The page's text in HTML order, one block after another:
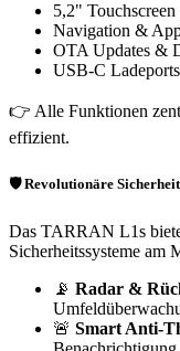
5,2"
Navigation &
OTA Updates &
USB-C
👉 Alle Funktionen
effizient.
🛡️ Revolutionäre
Das TARRAN L1s
Sicherheitssysteme am
📡 Radar &
🚨 Smart Anti-